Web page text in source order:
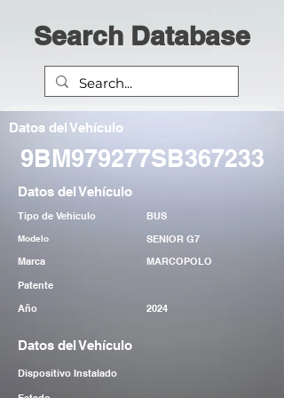
Search Database
Datos del Vehículo
9BM979277SB367233
Datos del Vehículo
Tipo de Vehiculo BUS
Modelo
SENIOR G7
Marca
MARCOPOLO
Patente
Año
2024
Datos del Vehículo
Dispositivo Instalado